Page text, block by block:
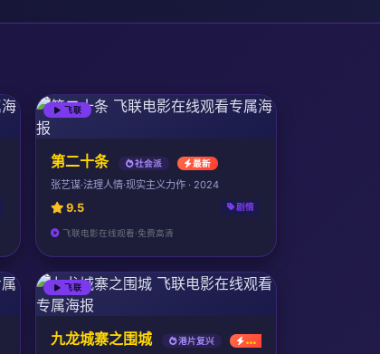
飞联
第二十条 社会派 最新
张艺谋·法理人情·现实主义力作 · 2024
9.5 剧情
飞联电影在线观看·免费高清
飞联
九龙城寨之围城 港片复兴